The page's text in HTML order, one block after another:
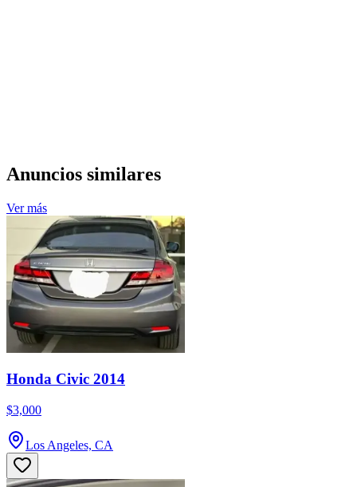
Anuncios similares
Ver más
Honda Civic 2014
$3,000
Los Angeles, CA